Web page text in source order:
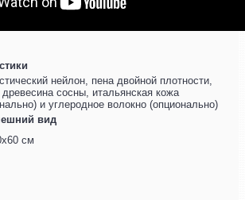
нейлон, пена двойной плотности,
сосны, итальянская кожа
и углеродное волокно (опционально)
вид
см